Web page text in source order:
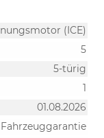
(ICE)
5
5-türig
1
01.08.2026
Fahrzeuggarantie